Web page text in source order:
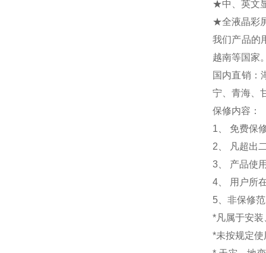
★中、英文
★全液晶彩
我们产品的
越南等国家
国内直销：
宁、青海、
保修内容：
1 、 免费保
2、 凡超出
3、 产品使
4、 用户所
5、非保修
*凡属于安
*未按规定